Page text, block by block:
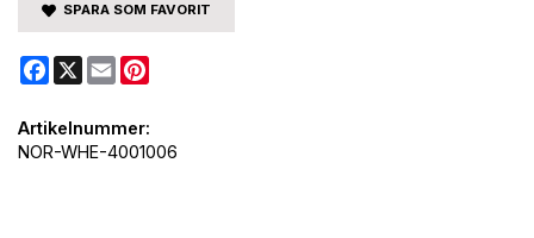
SPARA SOM FAVORIT
Facebook
X Email
Artikelnummer:
NOR-WHE-4001006